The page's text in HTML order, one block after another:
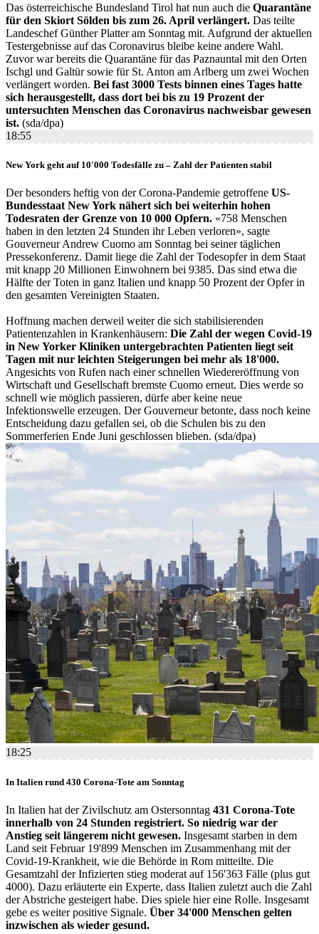
Das österreichische Bundesland Tirol hat nun auch die Quarantäne
für den Skiort Sölden bis zum 26. April verlängert. Das teilte
Landeschef Günther Platter am Sonntag mit. Aufgrund der aktuellen
Testergebnisse auf das Coronavirus bleibe keine andere Wahl.
Zuvor war bereits die Quarantäne für das Paznauntal mit den Orten
Ischgl und Galtür sowie für St. Anton am Arlberg um zwei Wochen
verlängert worden. Bei fast 3000 Tests binnen eines Tages hatte
sich herausgestellt, dass dort bei bis zu 19 Prozent der
untersuchten Menschen das Coronavirus nachweisbar gewesen
ist. (sda/dpa)
18:55
New York geht auf 10'000 Todesfälle zu – Zahl der Patienten stabil
Der besonders heftig von der Corona-Pandemie getroffene US-
Bundesstaat New York nähert sich bei weiterhin hohen
Todesraten der Grenze von 10 000 Opfern. «758 Menschen
haben in den letzten 24 Stunden ihr Leben verloren», sagte
Gouverneur Andrew Cuomo am Sonntag bei seiner täglichen
Pressekonferenz. Damit liege die Zahl der Todesopfer in dem Staat
mit knapp 20 Millionen Einwohnern bei 9385. Das sind etwa die
Hälfte der Toten in ganz Italien und knapp 50 Prozent der Opfer in
den gesamten Vereinigten Staaten.
Hoffnung machen derweil weiter die sich stabilisierenden
Patientenzahlen in Krankenhäusern: Die Zahl der wegen Covid-19
in New Yorker Kliniken untergebrachten Patienten liegt seit
Tagen mit nur leichten Steigerungen bei mehr als 18'000.
Angesichts von Rufen nach einer schnellen Wiedereröffnung von
Wirtschaft und Gesellschaft bremste Cuomo erneut. Dies werde so
schnell wie möglich passieren, dürfe aber keine neue
Infektionswelle erzeugen. Der Gouverneur betonte, dass noch keine
Entscheidung dazu gefallen sei, ob die Schulen bis zu den
Sommerferien Ende Juni geschlossen blieben. (sda/dpa)
18:25
In Italien rund 430 Corona-Tote am Sonntag
In Italien hat der Zivilschutz am Ostersonntag 431 Corona-Tote
innerhalb von 24 Stunden registriert. So niedrig war der
Anstieg seit längerem nicht gewesen. Insgesamt starben in dem
Land seit Februar 19'899 Menschen im Zusammenhang mit der
Covid-19-Krankheit, wie die Behörde in Rom mitteilte. Die
Gesamtzahl der Infizierten stieg moderat auf 156'363 Fälle (plus gut
4000). Dazu erläuterte ein Experte, dass Italien zuletzt auch die Zahl
der Abstriche gesteigert habe. Dies spiele hier eine Rolle. Insgesamt
gebe es weiter positive Signale. Über 34'000 Menschen gelten
inzwischen als wieder gesund.